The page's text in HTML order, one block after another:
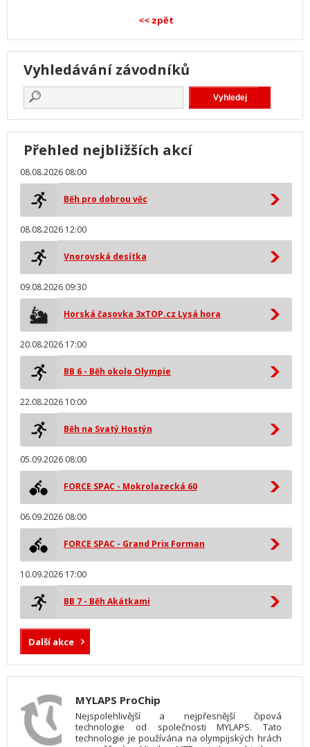
<< zpět
Vyhledávání závodníků
Přehled nejbližších akcí
08.08.2026 08:00
Běh pro dobrou věc
08.08.2026 12:00
Vnorovská desítka
09.08.2026 09:30
Horská časovka 3xTOP.cz Lysá hora
20.08.2026 17:00
BB 6 - Běh okolo Olympie
22.08.2026 10:00
Běh na Svatý Hostýn
05.09.2026 08:00
FORCE SPAC - Mokrolazecká 60
06.09.2026 08:00
FORCE SPAC - Grand Prix Forman
10.09.2026 17:00
BB 7 - Běh Akátkami
Další akce
MYLAPS ProChip
Nejspolehlivější a nejpřesnější čipová
technologie od společnosti MYLAPS. Tato
technologie je používána na olympijských hrách